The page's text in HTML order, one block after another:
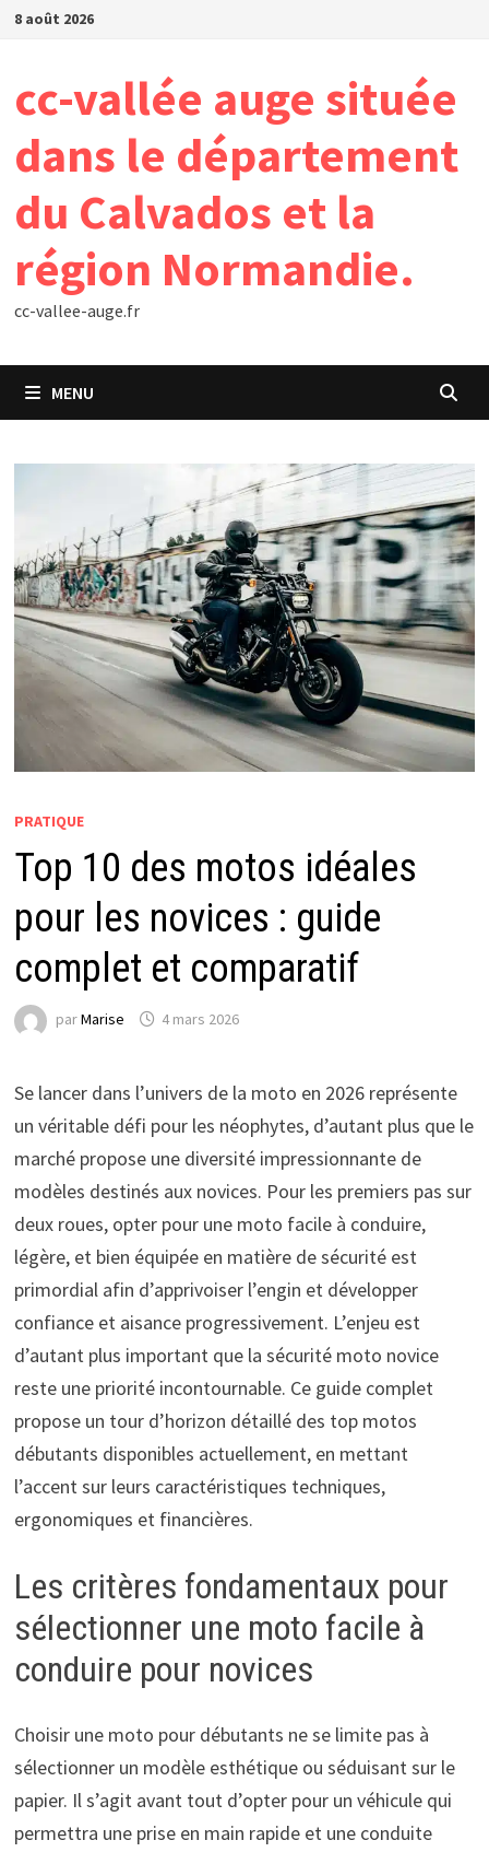
Passer
8 août 2026
cc-vallée auge située
dans le département
du Calvados et la
région Normandie.
cc-vallee-auge.fr
MENU
PRATIQUE
Top 10 des motos idéales
pour les novices : guide
complet et comparatif
parMarise 4 mars 2026
Se lancer dans l’univers de la moto en 2026 représente
un véritable défi pour les néophytes, d’autant plus que le
marché propose une diversité impressionnante de
modèles destinés aux novices. Pour les premiers pas sur
deux roues, opter pour une moto facile à conduire,
légère, et bien équipée en matière de sécurité est
primordial afin d’apprivoiser l’engin et développer
confiance et aisance progressivement. L’enjeu est
d’autant plus important que la sécurité moto novice
reste une priorité incontournable. Ce guide complet
propose un tour d’horizon détaillé des top motos
débutants disponibles actuellement, en mettant
l’accent sur leurs caractéristiques techniques,
ergonomiques et financières.
Les critères fondamentaux pour
sélectionner une moto facile à
conduire pour novices
Choisir une moto pour débutants ne se limite pas à
sélectionner un modèle esthétique ou séduisant sur le
papier. Il s’agit avant tout d’opter pour un véhicule qui
permettra une prise en main rapide et une conduite